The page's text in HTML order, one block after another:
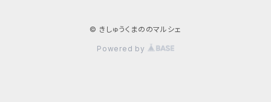
© きしゅうくまののマルシェ
Powered by